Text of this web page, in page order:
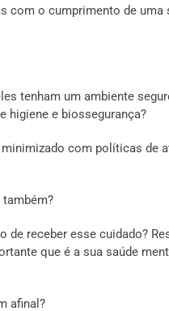
com o cumprimento de uma
tenham um ambiente
higiene e biossegurança?
com políticas de
de receber esse cuidado?
que é a sua saúde
afinal?